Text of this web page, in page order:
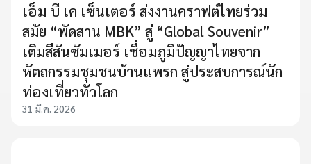
เอ็ม บี เค เซ็นเตอร์ ส่งงานคราฟต์ไทยร่วม
สมัย “พัดสาน MBK” สู่ “Global Souvenir”
เติมสีสันซัมเมอร์ เชื่อมภูมิปัญญาไทยจาก
หัตถกรรมชุมชนบ้านแพรก สู่ประสบการณ์นัก
ท่องเที่ยวทั่วโลก
31 มี.ค. 2026